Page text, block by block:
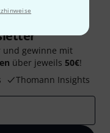
und gewinne mit
über jeweils 50€!
Thomann Insights